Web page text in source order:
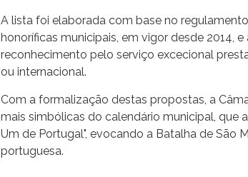
A lista foi elaborada com base no
honoríficas municipais, em vigor desde 2014,
reconhecimento pelo serviço excecional
ou internacional.
Com a formalização destas propostas, a
mais simbólicas do calendário municipal, que
Um de Portugal", evocando a Batalha de São
portuguesa.